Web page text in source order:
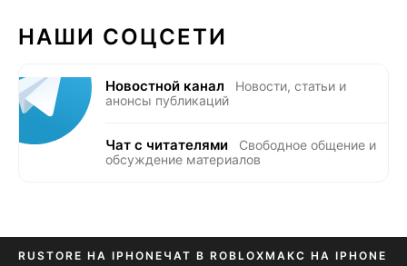
НАШИ СОЦСЕТИ
Новостной канал
Новости, статьи и
анонсы публикаций
Чат с читателями
Свободное общение и
обсуждение материалов
RUSTORE НА IPHONE ЧАТ В ROBLOXМАКС НА IPHONE